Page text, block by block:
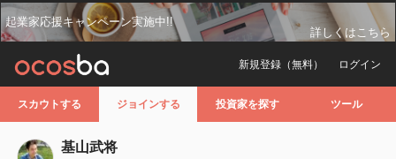
起業家応援キャンペーン実施中!!
詳しくはこちら
ログイン
新規登録（無料）
スカウトする ジョインする 投資家を探す ツール
基山武将